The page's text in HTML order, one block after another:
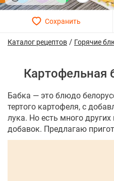
Каталог рецептов / Горячие
Картофельная
Бабка — это блюдо
тертого картофеля, с
лука. Но есть много
добавок. Предлагаю